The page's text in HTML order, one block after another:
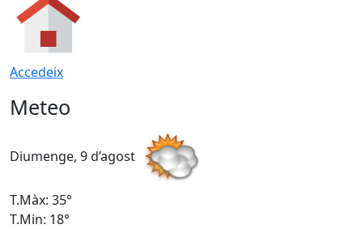
Accedeix
Meteo
Diumenge, 9 d’agost
T.Màx: 35°
T.Min: 18°